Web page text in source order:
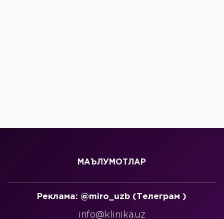
МАЪЛУМОТЛАР
Реклама: @miro_uzb (Телеграм )
info@klinika.uz